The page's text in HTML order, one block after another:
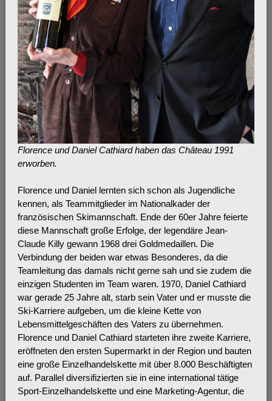
Florence und Daniel Cathiard haben das Château 1991
erworben.
Florence und Daniel lernten sich schon als Jugendliche
kennen, als Teammitglieder im Nationalkader der
französischen Skimannschaft. Ende der 60er Jahre feierte
diese Mannschaft große Erfolge, der legendäre Jean-
Claude Killy gewann 1968 drei Goldmedaillen. Die
Verbindung der beiden war etwas Besonderes, da die
Teamleitung das damals nicht gerne sah und sie zudem die
einzigen Studenten im Team waren. 1970, Daniel Cathiard
war gerade 25 Jahre alt, starb sein Vater und er musste die
Ski-Karriere aufgeben, um die kleine Kette von
Lebensmittelgeschäften des Vaters zu übernehmen.
Florence und Daniel Cathiard starteten ihre zweite Karriere,
eröffneten den ersten Supermarkt in der Region und bauten
eine große Einzelhandelskette mit über 8.000 Beschäftigten
auf. Parallel diversifizierten sie in eine international tätige
Sport-Einzelhandelskette und eine Marketing-Agentur, die